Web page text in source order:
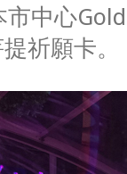
中心
祈願卡。